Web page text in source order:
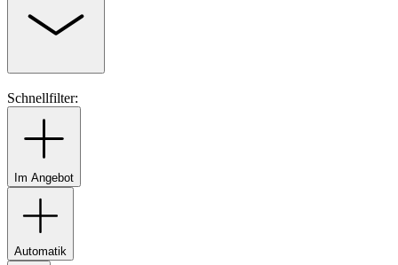
Schnellfilter:
Im Angebot
Automatik